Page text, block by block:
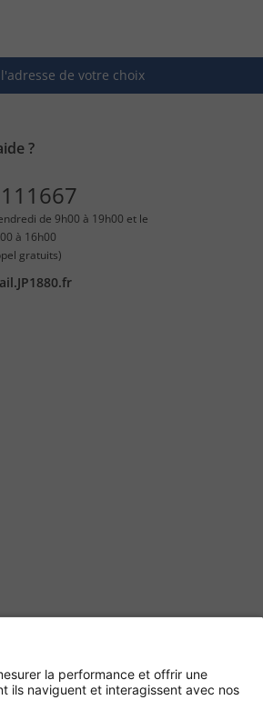
de votre choix
?
de 9h00 à 19h00 et le
à 16h00
gratuits)